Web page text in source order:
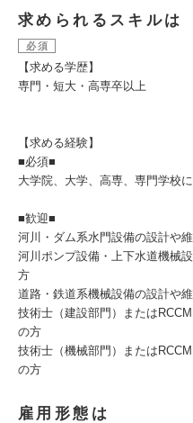
求められるスキルは
必須
【求める学歴】
専門・短大・高専卒以上
【求める経験】
■必須■
大学院、大学、高専、専門学校
■歓迎■
河川・ダム系水門設備の設計や
河川ポンプ設備・上下水道機械
方
道路・鉄道系機械設備の設計や
技術士（建設部門）または
の方
技術士（機械部門）または
の方
雇用形態は